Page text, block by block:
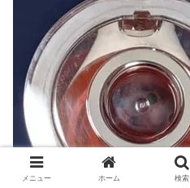
メニュー ホーム 検索